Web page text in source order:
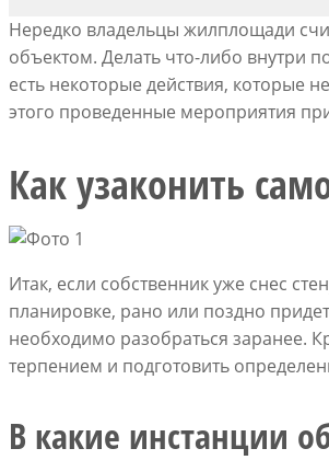
Нередко владельцы жилплощади
объектом. Делать что-либо внутри
есть некоторые действия, которые
этого проведенные мероприятия
Как узаконить
Итак, если собственник уже снес
планировке, рано или поздно
необходимо разобраться заранее.
терпением и подготовить
В какие инстанции